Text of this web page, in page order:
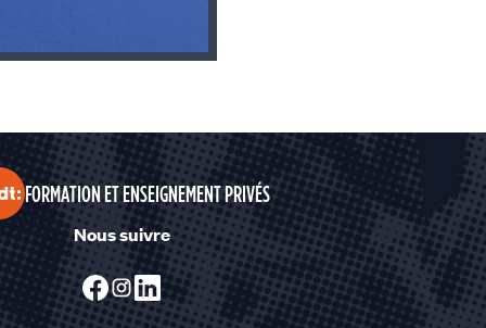
FORMATION ET ENSEIGNEMENT PRIVÉS
Nous suivre